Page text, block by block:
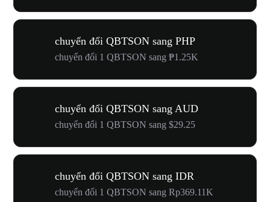
chuyển đổi QBTSON sang PHP
chuyển đổi 1 QBTSON sang ₱1.25K
chuyển đổi QBTSON sang AUD
chuyển đổi 1 QBTSON sang $29.25
chuyển đổi QBTSON sang IDR
chuyển đổi 1 QBTSON sang Rp369.11K